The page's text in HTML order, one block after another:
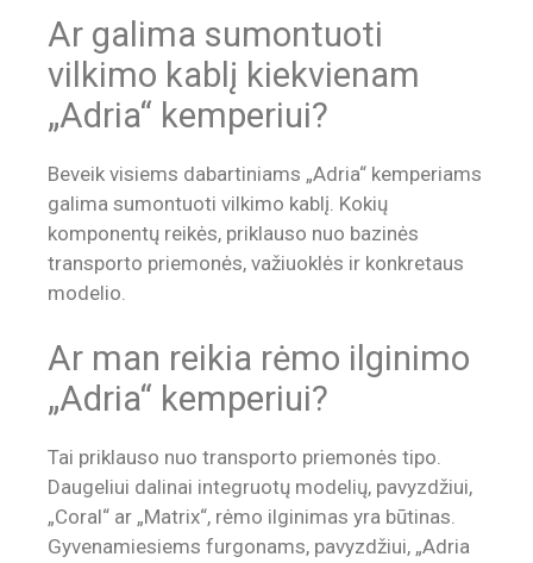
Ar galima sumontuoti
vilkimo kablį kiekvienam
„Adria“ kemperiui?
Beveik visiems dabartiniams „Adria“ kemperiams
galima sumontuoti vilkimo kablį. Kokių
komponentų reikės, priklauso nuo bazinės
transporto priemonės, važiuoklės ir konkretaus
modelio.
Ar man reikia rėmo ilginimo
„Adria“ kemperiui?
Tai priklauso nuo transporto priemonės tipo.
Daugeliui dalinai integruotų modelių, pavyzdžiui,
„Coral“ ar „Matrix“, rėmo ilginimas yra būtinas.
Gyvenamiesiems furgonams, pavyzdžiui, „Adria